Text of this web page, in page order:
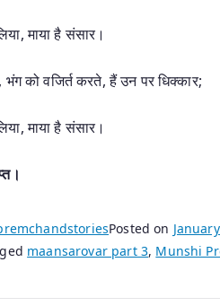
माया है संसार।
भंग को वजिर्त करते, हैं उन पर धिक्कार;
माया है संसार।
Posted on
maansarovar part 3, Munshi